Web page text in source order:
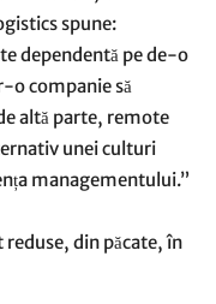
spune:
dependentă pe de-o
o companie să
altă parte, remote
unei culturi
managementului.”
din păcate, în